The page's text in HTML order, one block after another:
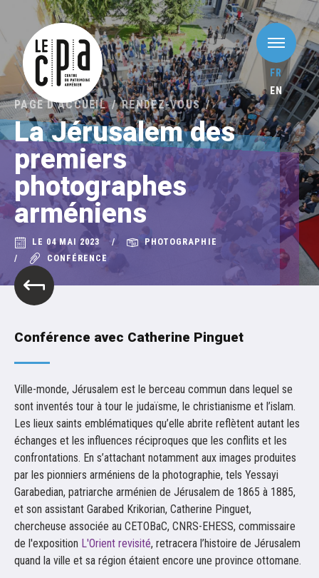
FR
EN
PAGE D'ACCUEIL RENDEZ-VOUS
La Jérusalem des
premiers
photographes
arméniens
LE 04 MAI 2023
PHOTOGRAPHIE
CONFÉRENCE
Conférence avec Catherine Pinguet
Ville-monde, Jérusalem est le berceau commun dans lequel se
sont inventés tour à tour le judaïsme, le christianisme et l’islam.
Les lieux saints emblématiques qu’elle abrite reflètent autant les
échanges et les influences réciproques que les conflits et les
confrontations. En s’attachant notamment aux images produites
par les pionniers arméniens de la photographie, tels Yessayi
Garabedian, patriarche arménien de Jérusalem de 1865 à 1885,
et son assistant Garabed Krikorian, Catherine Pinguet,
chercheuse associée au CETOBaC, CNRS-EHESS, commissaire
de l'exposition L'Orient revisité, retracera l’histoire de Jérusalem
quand la ville et sa région étaient encore une province ottomane.